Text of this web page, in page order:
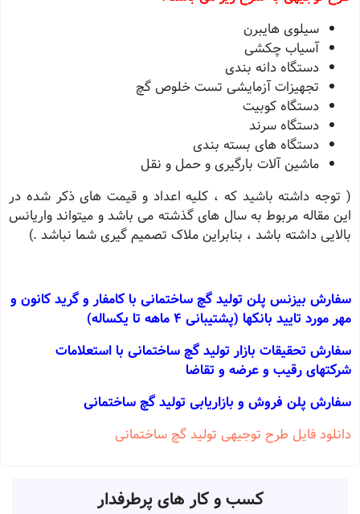
سیلوی هایبرن
آسیاب چکشی
دستگاه دانه بندی
تجهیزات آزمایشی تست خلوص گچ
دستگاه کوبیت
دستگاه سرند
دستگاه های بسته بندی
ماشین آلات بارگیری و حمل و نقل
( توجه داشته باشید که ، کلیه اعداد و قیمت های ذکر شده در
این مقاله مربوط به سال های گذشته می باشد و میتواند واریانس
بالایی داشته باشد ، بنابراین ملاک تصمیم گیری شما نباشد .)
سفارش بیزنس پلن تولید گچ ساختمانی با کامفار و گرید کانون و
مهر مورد تایید بانکها (پشتیبانی 4 ماهه تا یکساله)
سفارش تحقیقات بازار تولید گچ ساختمانی با استعلامات
شرکتهای رقیب و عرضه و تقاضا
سفارش پلن فروش و بازاریابی تولید گچ ساختمانی
دانلود فایل طرح توجیهی تولید گچ ساختمانی
کسب و کار های پرطرفدار